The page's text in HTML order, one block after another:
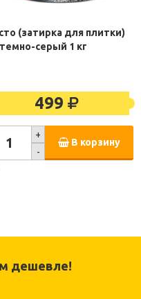
(затирка для плитки)
серый 1 кг
499
+
-
В корзину
дешевле!